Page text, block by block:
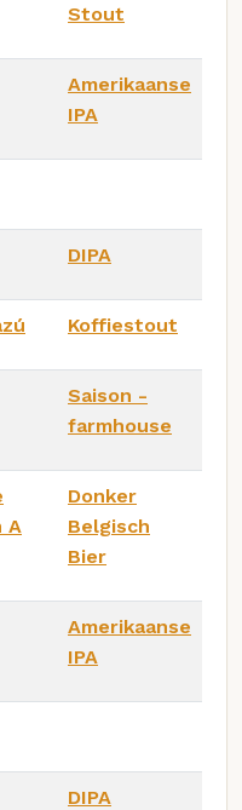
Stout
Amerikaanse
IPA
DIPA
Koffiestout
Saison -
farmhouse
A
Donker
Belgisch
Bier
Amerikaanse
IPA
DIPA